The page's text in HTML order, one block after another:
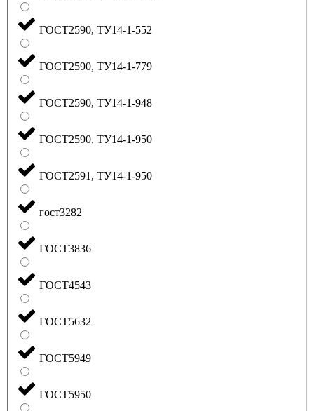
ГОСТ2590, ТУ14-1-552
ГОСТ2590, ТУ14-1-779
ГОСТ2590, ТУ14-1-948
ГОСТ2590, ТУ14-1-950
ГОСТ2591, ТУ14-1-950
гост3282
ГОСТ3836
ГОСТ4543
ГОСТ5632
ГОСТ5949
ГОСТ5950